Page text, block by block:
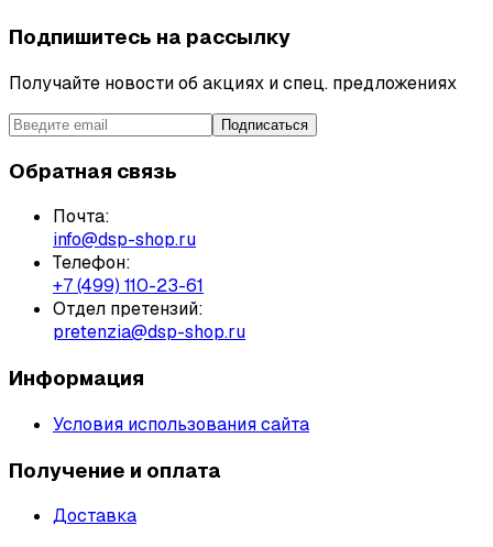
Подпишитесь на рассылку
Получайте новости об акциях и спец. предложениях
Подписаться
Обратная связь
Почта:
info@dsp-shop.ru
Телефон:
+7 (499) 110-23-61
Отдел претензий:
pretenzia@dsp-shop.ru
Информация
Условия использования сайта
Получение и оплата
Доставка